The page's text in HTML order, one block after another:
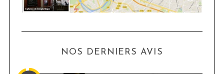
NOS DERNIERS AVIS